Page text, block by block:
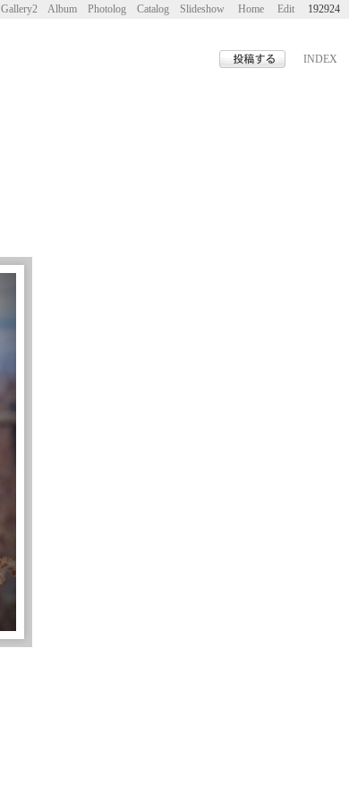
Home Edit 192924
Gallery2 Album Photolog Catalog Slideshow
INDEX